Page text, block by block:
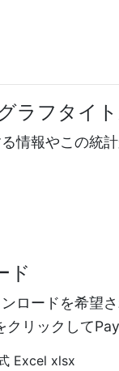
ラフタイ
情報やこの統
ド
ロードを希望
リックして
Excel xlsx